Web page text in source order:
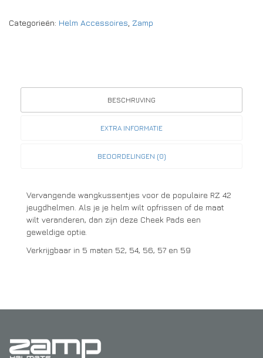
Categorieën: Helm Accessoires Zamp
BESCHRIJVING
EXTRA INFORMATIE
BEOORDELINGEN (0)
Vervangende wangkussentjes voor de populaire RZ 42
jeugdhelmen. Als je je helm wilt opfrissen of de maat
wilt veranderen, dan zijn deze Cheek Pads een
geweldige optie.
Verkrijgbaar in 5 maten 52, 54, 56, 57 en 59